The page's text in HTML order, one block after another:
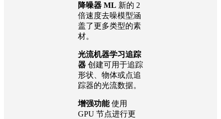
降噪器 ML 新的 2
倍速度去噪模型涵
盖了更多类型的素
材。
光流机器学习追踪
器 创建可用于追踪
形状、物体或点追
踪器的光流数据。
增强功能使用
GPU 节点进行更